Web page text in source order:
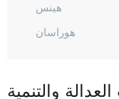
هينس
هوراسان
كاراشوبان
والتنمية